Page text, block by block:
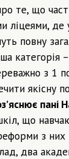
те, що
ліцеями, де
повну
категорія
з 1
якісну
пані
що
з
два